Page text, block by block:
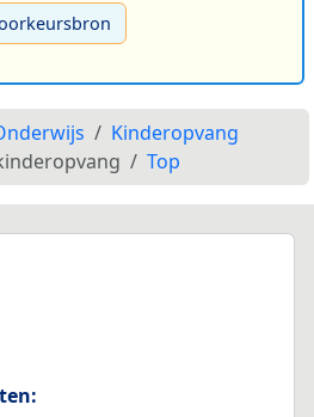
Kinderopvang
Top